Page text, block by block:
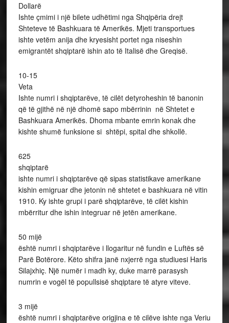
Dollarë
Ishte çmimi i një bilete udhëtimi nga Shqipëria drejt
Shteteve të Bashkuara të Amerikës. Mjeti transportues
ishte vetëm anija dhe kryesisht portet nga niseshin
emigrantët shqiptarë ishin ato të Italisë dhe Greqisë.
10-15
Veta
Ishte numri i shqiptarëve, të cilët detyroheshin të banonin
që të gjithë në një dhomë sapo mbërrinin në Shtetet e
Bashkuara Amerikës. Dhoma mbante emrin konak dhe
kishte shumë funksione si shtëpi, spital dhe shkollë.
625
shqiptarë
ishte numri i shqiptarëve që sipas statistikave amerikane
kishin emigruar dhe jetonin në shtetet e bashkuara në vitin
1910. Ky ishte grupi i parë shqiptarëve, të cilët kishin
mbërritur dhe ishin integruar në jetën amerikane.
50 mijë
është numri i shqiptarëve i llogaritur në fundin e Luftës së
Parë Botërore. Këto shifra janë nxjerrë nga studiuesi Haris
Silajxhiç. Një numër i madh ky, duke marrë parasysh
numrin e vogël të popullsisë shqiptare të atyre viteve.
3 mijë
është numri i shqiptarëve origjina e të cilëve ishte nga Veriu